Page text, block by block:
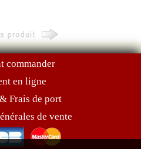
commander
en ligne
Frais de port
de vente